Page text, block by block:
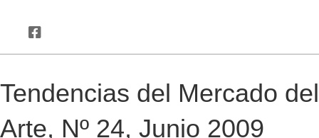
Tendencias del Mercado del
Arte, Nº 24, Junio 2009